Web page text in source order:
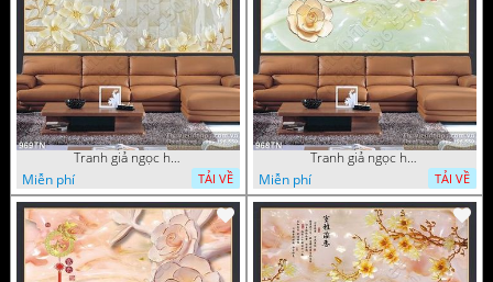
Tranh giả ngọc hoa nền gạch
Miễn phí
TẢI VỀ
Tranh giả ngọc hoa mai thư pháp
Miễn phí
TẢI VỀ